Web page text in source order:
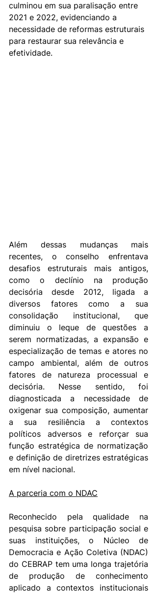
culminou em sua paralisação entre
2021 e 2022, evidenciando a
necessidade de reformas estruturais
para restaurar sua relevância e
efetividade.
Além dessas mudanças mais
recentes, o conselho enfrentava
desafios estruturais mais antigos,
como o declínio na produção
decisória desde 2012, ligada a
diversos fatores como a sua
consolidação institucional, que
diminuiu o leque de questões a
serem normatizadas, a expansão e
especialização de temas e atores no
campo ambiental, além de outros
fatores de natureza processual e
decisória. Nesse sentido, foi
diagnosticada a necessidade de
oxigenar sua composição, aumentar
a sua resiliência a contextos
políticos adversos e reforçar sua
função estratégica de normatização
e definição de diretrizes estratégicas
em nível nacional.
A parceria com o NDAC
Reconhecido pela qualidade na
pesquisa sobre participação social e
suas instituições, o Núcleo de
Democracia e Ação Coletiva (NDAC)
do CEBRAP tem uma longa trajetória
de produção de conhecimento
aplicado a contextos institucionais